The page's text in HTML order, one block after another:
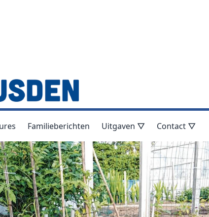
Familieberichten Uitgaven ▽ Contact ▽